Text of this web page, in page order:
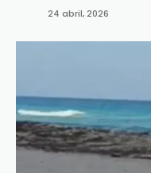
24 abril, 2026